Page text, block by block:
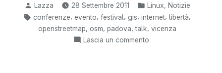
a
Vicenza
e
Pubblicato
da
Lazza 28 Settembre 2011
Pubblicato
in:
Linux
Notizie
Tag:
conferenze, evento, festival, gis, internet, libertà,
openstreetmap osm padova ,talk vicenza
Lascia un commentosu